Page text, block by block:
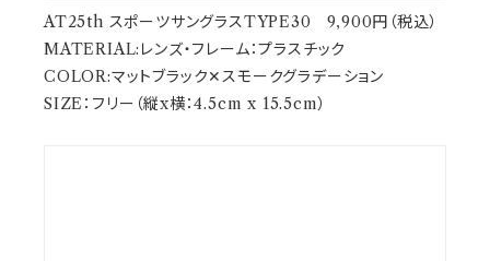
AT25th スポーツサングラスTYPE30 9,900円（税込）
MATERIAL:レンズ・フレーム：プラスチック
COLOR:マットブラック✕スモークグラデーション
SIZE：フリー（縦x横：4.5cm x 15.5cm）